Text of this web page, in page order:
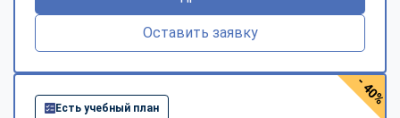
Оставить заявку
Есть учебный план
- 40%